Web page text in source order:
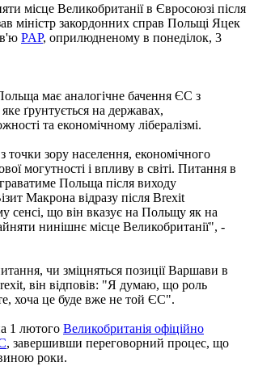
місце Великобританії в Євросоюзі після
міністр закордонних справ Польщі Яцек
PAP, оприлюдненому в понеділок, 3
має аналогічне бачення ЄС з
ґрунтується на державах,
та економічному лібералізмі.
зору населення, економічного
могутності і впливу в світі. Питання в
Польща після виходу
Макрона відразу після Brexit
сенсі, що він вказує на Польщу як на
нинішнє місце Великобританії", -
чи зміцняться позиції Варшави в
він відповів: "Я думаю, що роль
хоча це буде вже не той ЄС".
1 лютого Великобританія офіційно
, завершивши переговорний процес, що
роки.